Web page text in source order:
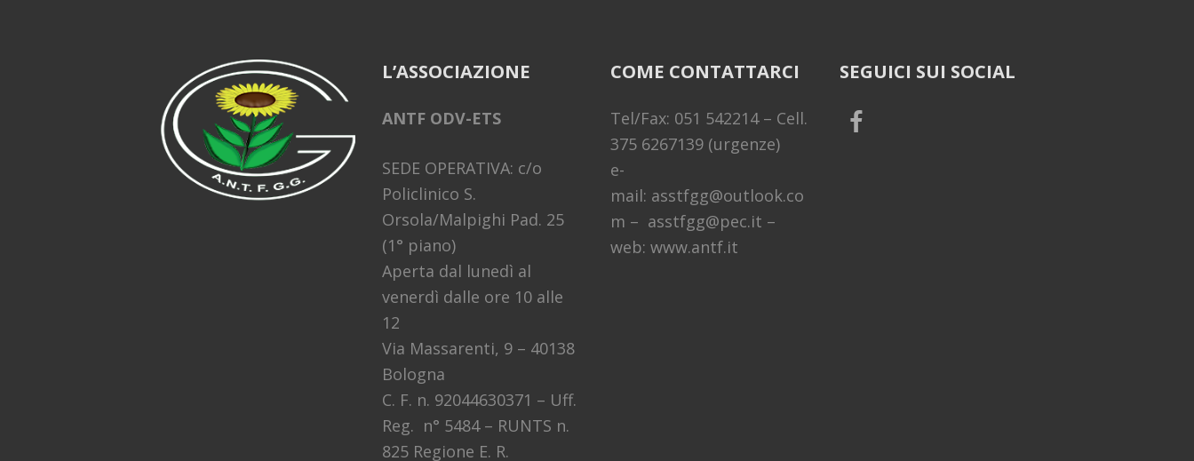
L’ASSOCIAZIONE
ANTF ODV-ETS
SEDE OPERATIVA: c/o
Policlinico S.
Orsola/Malpighi Pad. 25
(1° piano)
Aperta dal lunedì al
venerdì dalle ore 10 alle
12
Via Massarenti, 9 – 40138
Bologna
C. F. n. 92044630371 – Uff.
Reg. n° 5484 – RUNTS n.
825 Regione E. R.
COME CONTATTARCI
Tel/Fax: 051 542214 – Cell.
375 6267139 (urgenze)
e-
mail: asstfgg@outlook.co
m – asstfgg@pec.it –
web: www.antf.it
SEGUICI SUI SOCIAL